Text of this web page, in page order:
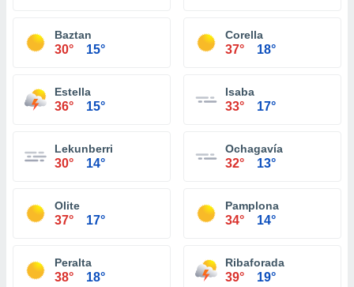
Baztan
30° 15°
Corella
37° 18°
Estella
36° 15°
Isaba
33° 17°
Lekunberri
30° 14°
Ochagavía
32° 13°
Olite
37° 17°
Pamplona
34° 14°
Peralta
38° 18°
Ribaforada
39° 19°